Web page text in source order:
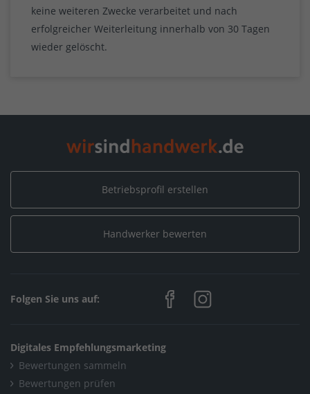
keine weiteren Zwecke verarbeitet und nach
erfolgreicher Weiterleitung innerhalb von 30 Tagen
wieder gelöscht.
Betriebsprofil erstellen
Handwerker bewerten
Folgen Sie uns auf:
Digitales Empfehlungsmarketing
Bewertungen sammeln
Bewertungen prüfen